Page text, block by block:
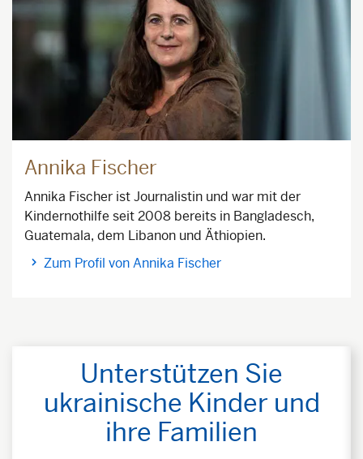
Annika Fischer
Annika Fischer ist Journalistin und war mit der
Kindernothilfe seit 2008 bereits in Bangladesch,
Guatemala, dem Libanon und Äthiopien.
Zum Profil von Annika Fischer
Unterstützen Sie
ukrainische Kinder und
ihre Familien